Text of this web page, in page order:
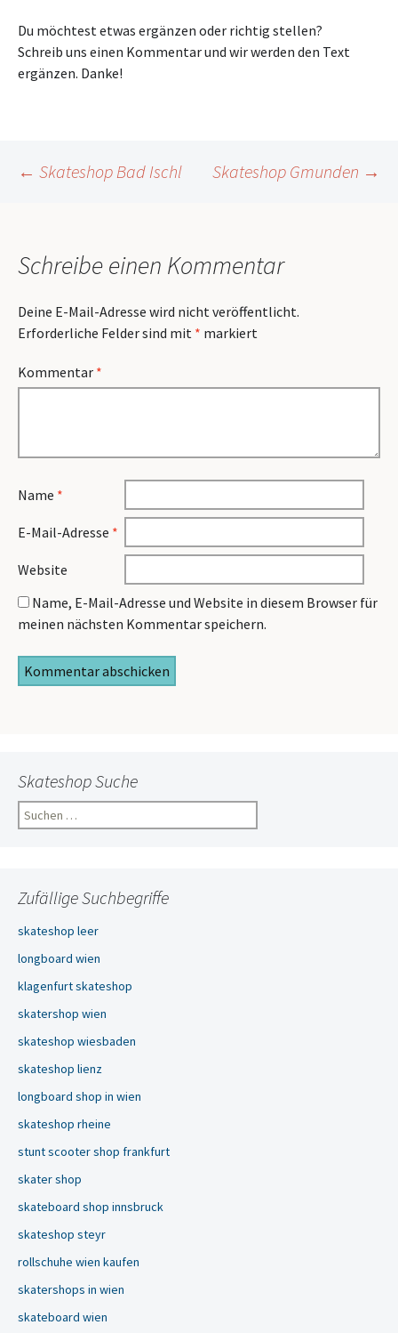
Du möchtest etwas ergänzen oder richtig stellen?
Schreib uns einen Kommentar und wir werden den Text
ergänzen. Danke!
Beitragsnavigation
← Skateshop Bad Ischl Skateshop Gmunden →
Schreibe einen Kommentar
Deine E-Mail-Adresse wird nicht veröffentlicht.
Erforderliche Felder sind mit * markiert
Kommentar *
Name *
E-Mail-Adresse *
Website
Name, E-Mail-Adresse und Website in diesem Browser für
meinen nächsten Kommentar speichern.
Skateshop Suche
Suchen
nach:
Zufällige Suchbegriffe
skateshop leer
longboard wien
klagenfurt skateshop
skatershop wien
skateshop wiesbaden
skateshop lienz
longboard shop in wien
skateshop rheine
stunt scooter shop frankfurt
skater shop
skateboard shop innsbruck
skateshop steyr
rollschuhe wien kaufen
skatershops in wien
skateboard wien